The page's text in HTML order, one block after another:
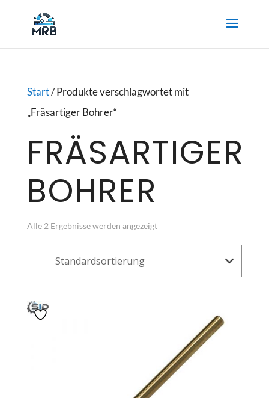
Start/ Produkte verschlagwortet mit
„Fräsartiger Bohrer“
FRÄSARTIGER
BOHRER
Alle 2 Ergebnisse werden angezeigt